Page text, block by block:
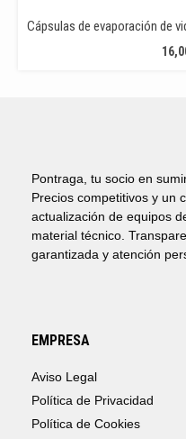
Cápsulas de evaporación de
Pontraga, tu socio en
Precios competitivos y un
actualización de equipos
material técnico.
garantizada y atención
EMPRESA
Aviso Legal
Política de Privacidad
Política de Cookies